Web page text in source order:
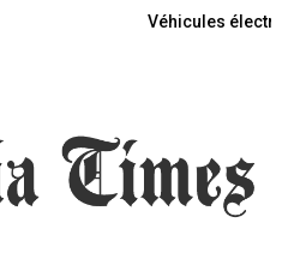
Véhicules